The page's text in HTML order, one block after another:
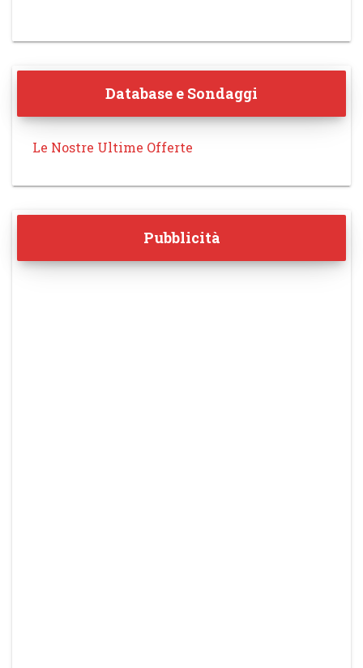
Database e Sondaggi
Le Nostre Ultime Offerte
Pubblicità